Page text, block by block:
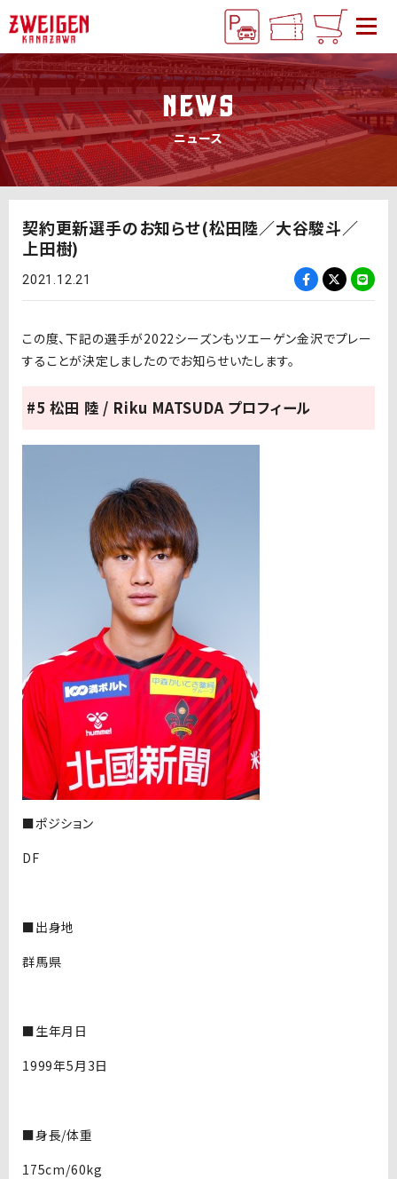
NEWS
ニュース
契約更新選手のお知らせ(松田陸／大谷駿斗／
上田樹)
2021.12.21
この度、下記の選手が2022シーズンもツエーゲン金沢でプレー
することが決定しましたのでお知らせいたします。
#5 松田 陸 / Riku MATSUDA プロフィール
■ポジション
DF
■出身地
群馬県
■生年月日
1999年5月3日
■身長/体重
175cm/60kg